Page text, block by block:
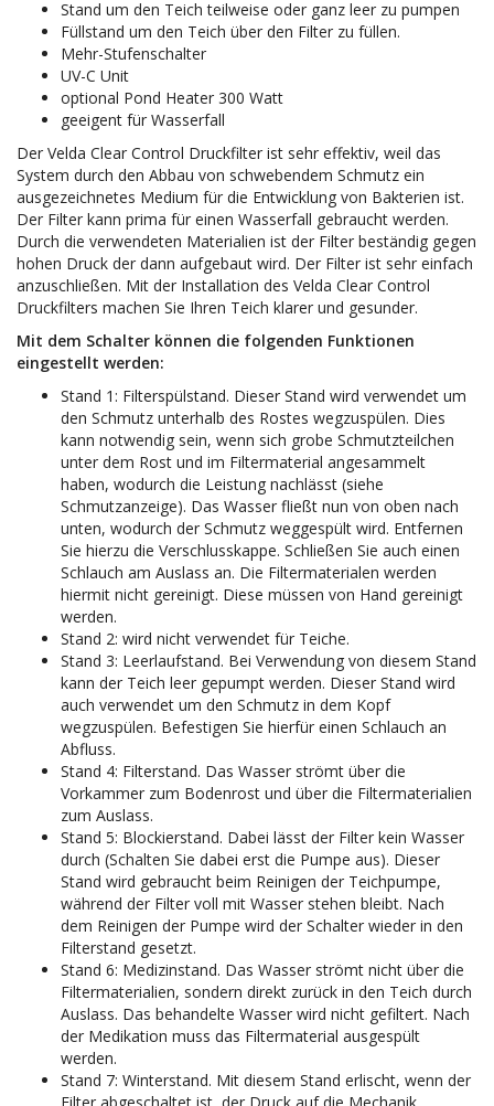
Stand um den Teich teilweise oder ganz leer zu pumpen
Füllstand um den Teich über den Filter zu füllen.
Mehr-Stufenschalter
UV-C Unit
optional Pond Heater 300 Watt
geeigent für Wasserfall
Der Velda Clear Control Druckfilter ist sehr effektiv, weil das
System durch den Abbau von schwebendem Schmutz ein
ausgezeichnetes Medium für die Entwicklung von Bakterien ist.
Der Filter kann prima für einen Wasserfall gebraucht werden.
Durch die verwendeten Materialien ist der Filter beständig gegen
hohen Druck der dann aufgebaut wird. Der Filter ist sehr einfach
anzuschließen. Mit der Installation des Velda Clear Control
Druckfilters machen Sie Ihren Teich klarer und gesunder.
Mit dem Schalter können die folgenden Funktionen
eingestellt werden:
Stand 1: Filterspülstand. Dieser Stand wird verwendet um
den Schmutz unterhalb des Rostes wegzuspülen. Dies
kann notwendig sein, wenn sich grobe Schmutzteilchen
unter dem Rost und im Filtermaterial angesammelt
haben, wodurch die Leistung nachlässt (siehe
Schmutzanzeige). Das Wasser fließt nun von oben nach
unten, wodurch der Schmutz weggespült wird. Entfernen
Sie hierzu die Verschlusskappe. Schließen Sie auch einen
Schlauch am Auslass an. Die Filtermaterialen werden
hiermit nicht gereinigt. Diese müssen von Hand gereinigt
werden.
Stand 2: wird nicht verwendet für Teiche.
Stand 3: Leerlaufstand. Bei Verwendung von diesem Stand
kann der Teich leer gepumpt werden. Dieser Stand wird
auch verwendet um den Schmutz in dem Kopf
wegzuspülen. Befestigen Sie hierfür einen Schlauch an
Abfluss.
Stand 4: Filterstand. Das Wasser strömt über die
Vorkammer zum Bodenrost und über die Filtermaterialien
zum Auslass.
Stand 5: Blockierstand. Dabei lässt der Filter kein Wasser
durch (Schalten Sie dabei erst die Pumpe aus). Dieser
Stand wird gebraucht beim Reinigen der Teichpumpe,
während der Filter voll mit Wasser stehen bleibt. Nach
dem Reinigen der Pumpe wird der Schalter wieder in den
Filterstand gesetzt.
Stand 6: Medizinstand. Das Wasser strömt nicht über die
Filtermaterialien, sondern direkt zurück in den Teich durch
Auslass. Das behandelte Wasser wird nicht gefiltert. Nach
der Medikation muss das Filtermaterial ausgespült
werden.
Stand 7: Winterstand. Mit diesem Stand erlischt, wenn der